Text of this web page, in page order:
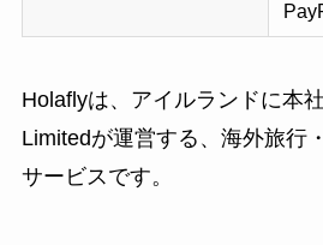
Holaflyは、アイルランドに本
Limitedが運営する、海外旅行
サービスです。